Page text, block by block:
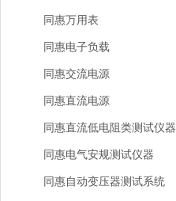
同惠万用表
同惠电子负载
同惠交流电源
同惠直流电源
同惠直流低电阻类测试仪器
同惠电气安规测试仪器
同惠自动变压器测试系统